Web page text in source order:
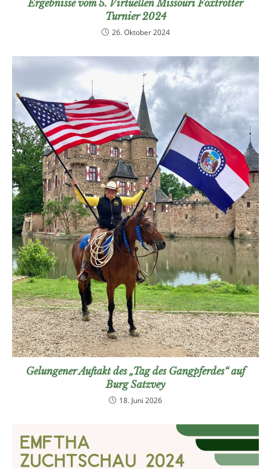
Ergebnisse vom 5. Virtuellen Missouri Foxtrotter
Turnier 2024
26. Oktober 2024
Gelungener Auftakt des „Tag des Gangpferdes“ auf
Burg Satzvey
18. Juni 2026